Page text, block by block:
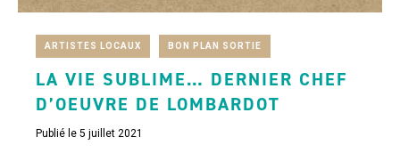
ARTISTES LOCAUX BON PLAN SORTIE
LA VIE SUBLIME… DERNIER CHEF
D’OEUVRE DE LOMBARDOT
Publié le 5 juillet 2021